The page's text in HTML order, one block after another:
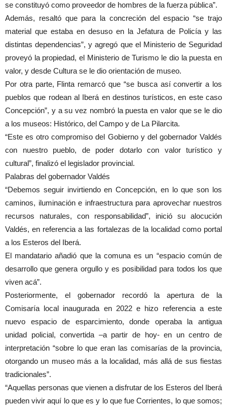
se constituyó como proveedor de hombres de la fuerza pública”.
Además, resaltó que para la concreción del espacio “se trajo
material que estaba en desuso en la Jefatura de Policía y las
distintas dependencias”, y agregó que el Ministerio de Seguridad
proveyó la propiedad, el Ministerio de Turismo le dio la puesta en
valor, y desde Cultura se le dio orientación de museo.
Por otra parte, Flinta remarcó que “se busca así convertir a los
pueblos que rodean al Iberá en destinos turísticos, en este caso
Concepción”, y a su vez nombró la puesta en valor que se le dio
a los museos: Histórico, del Campo y de La Pilarcita.
“Este es otro compromiso del Gobierno y del gobernador Valdés
con nuestro pueblo, de poder dotarlo con valor turístico y
cultural”, finalizó el legislador provincial.
Palabras del gobernador Valdés
“Debemos seguir invirtiendo en Concepción, en lo que son los
caminos, iluminación e infraestructura para aprovechar nuestros
recursos naturales, con responsabilidad”, inició su alocución
Valdés, en referencia a las fortalezas de la localidad como portal
a los Esteros del Iberá.
El mandatario añadió que la comuna es un “espacio común de
desarrollo que genera orgullo y es posibilidad para todos los que
viven acá”.
Posteriormente, el gobernador recordó la apertura de la
Comisaría local inaugurada en 2022 e hizo referencia a este
nuevo espacio de esparcimiento, donde operaba la antigua
unidad policial, convertida –a partir de hoy- en un centro de
interpretación “sobre lo que eran las comisarías de la provincia,
otorgando un museo más a la localidad, más allá de sus fiestas
tradicionales”.
“Aquellas personas que vienen a disfrutar de los Esteros del Iberá
pueden vivir aquí lo que es y lo que fue Corrientes, lo que somos;